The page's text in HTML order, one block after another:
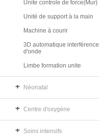
Unite controle de force(Mur)
Unité de support à la main
Machine à courir
3D automatique interférence
d'onde
Limbe formation unite
Néonatal
Centre d'oxygène
Soins intensifs